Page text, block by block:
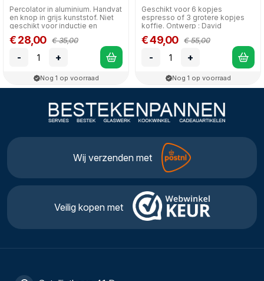
Percolator in aluminium. Handvat
en knop in grijs kunststof. Niet
geschikt voor inductie en
vaatwasmachi...
€ 28,00 € 35,00
- +
Nog 1 op voorraad
Geschikt voor 6 kopjes
espresso of 3 grotere kopjes
koffie. Ontwerp : David
Chipperfield.
€ 49,00 € 55,00
- +
Nog 1 op voorraad
Wij verzenden met
Veilig kopen met